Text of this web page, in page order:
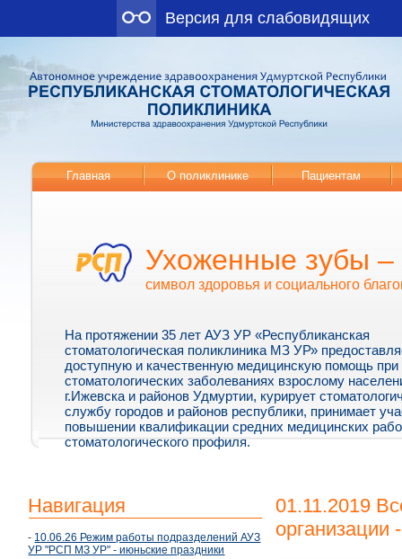
Версия для слабовидящих
Главная О поликлинике Пациентам
Ухоженные зубы –
символ здоровья и социального
На протяжении 35 лет АУЗ УР «Республиканская
стоматологическая поликлиника МЗ УР»
доступную и качественную медицинскую помощь при
стоматологических заболеваниях взрослому
г.Ижевска и районов Удмуртии, курирует
службу городов и районов республики, принимает
повышении квалификации средних медицинских
стоматологического профиля.
Навигация
- 10.06.26 Режим работы подразделений АУЗ
УР "РСП МЗ УР" - июньские праздники
01.11.2019
организации